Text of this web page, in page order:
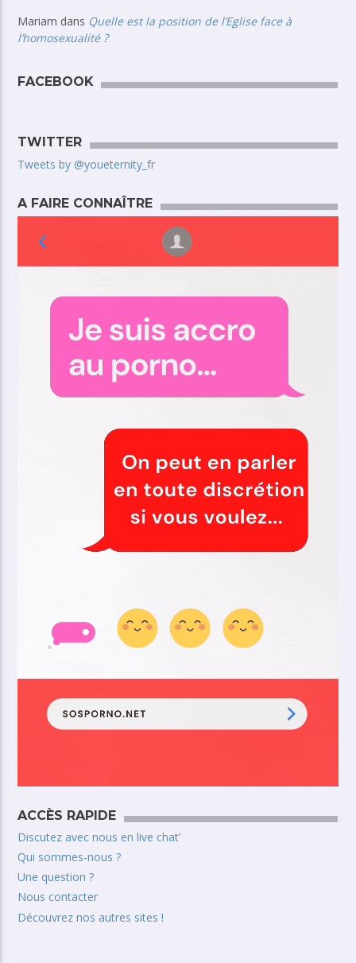
Mariam dans Quelle est la position de l’Eglise face à
l’homosexualité ?
FACEBOOK
TWITTER
Tweets by @youeternity_fr
A FAIRE CONNAÎTRE
ACCÈS RAPIDE
Discutez avec nous en live chat’
Qui sommes-nous ?
Une question ?
Nous contacter
Découvrez nos autres sites !